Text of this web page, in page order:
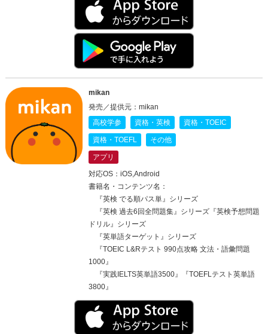
mikan
発売／提供元：mikan
高校学参
資格・英検 資格・TOEIC
資格・TOEFL その他
アプリ
対応OS：iOS,Android
書籍名・コンテンツ名：
『英検 でる順パス単』シリーズ
『英検 過去6回全問題集』シリーズ『英検予想問題
ドリル』シリーズ
『英単語ターゲット』シリーズ
『TOEIC L&Rテスト 990点攻略 文法・語彙問題
1000』
『実践IELTS英単語3500』『TOEFLテスト英単語
3800』